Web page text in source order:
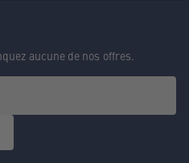
aucune de nos offres.